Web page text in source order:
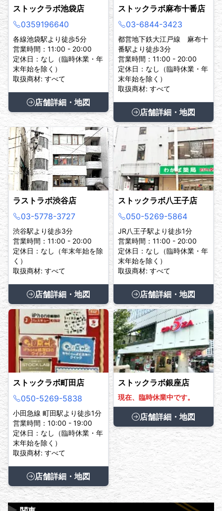
ストックラボ池袋店
0359196640
各線池袋駅より徒歩5分
営業時間：11:00 - 20:00
定休日：なし（臨時休業・年
末年始を除く）
取扱商材: すべて
店舗詳細・地図
ストックラボ麻布十番店
03-6844-3423
都営地下鉄大江戸線 麻布十
番駅より徒歩3分
営業時間：11:00 - 20:00
定休日：なし（臨時休業・年
末年始を除く）
取扱商材: すべて
店舗詳細・地図
ラストラボ渋谷店
03-5778-3727
渋谷駅より徒歩3分
営業時間：11:00 - 20:00
定休日：なし（年末年始を除
く）
取扱商材: すべて
店舗詳細・地図
ストックラボ八王子店
050-5269-5864
JR八王子駅より徒歩1分
営業時間：11:00 - 20:00
定休日：なし（臨時休業・年
末年始を除く）
取扱商材: すべて
店舗詳細・地図
ストックラボ町田店
050-5269-5838
小田急線 町田駅より徒歩1分
営業時間：10:00 - 19:00
定休日：なし（臨時休業・年
末年始を除く）
取扱商材: すべて
店舗詳細・地図
ストックラボ銀座店
現在、臨時休業中です。
店舗詳細・地図